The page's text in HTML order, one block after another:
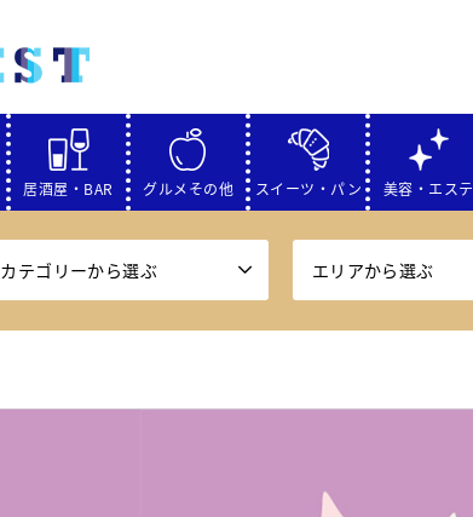
居酒屋・BAR グルメその他 スイーツ・パン 美容・エステ
カテゴリーから選ぶ エリアから選ぶ